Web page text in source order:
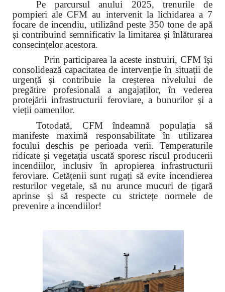
Pe parcursul anului 2025, trenurile de
pompieri ale CFM au intervenit la lichidarea a 7
focare de incendiu, utilizând peste 350 tone de apă
și contribuind semnificativ la limitarea și înlăturarea
consecințelor acestora.
Prin participarea la aceste instruiri, CFM își
consolidează capacitatea de intervenție în situații de
urgență și contribuie la creșterea nivelului de
pregătire profesională a angajaților, în vederea
protejării infrastructurii feroviare, a bunurilor și a
vieții oamenilor.
Totodată, CFM îndeamnă populația să
manifeste maximă responsabilitate în utilizarea
focului deschis pe perioada verii. Temperaturile
ridicate și vegetația uscată sporesc riscul producerii
incendiilor, inclusiv în apropierea infrastructurii
feroviare. Cetățenii sunt rugați să evite incendierea
resturilor vegetale, să nu arunce mucuri de țigară
aprinse și să respecte cu strictețe normele de
prevenire a incendiilor!